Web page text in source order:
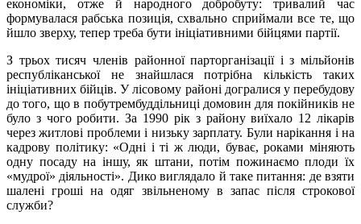
економіки, отже й народного добробуту: тривалий час
формувалася рабська позиція, схвально сприймали все те, що
йшло зверху, тепер треба бути ініціативними бійцями партії.
З трьох тисяч членів районної парторганізації і з мільйонів
республіканської не знайшлася потрібна кількість таких
ініціативних бійців. У лісовому районі догралися у перебудову
до того, що в побутрембуддільниці домовин для покійників не
було з чого робити. За 1990 рік з району виїхало 12 лікарів
через житлові проблеми і низьку зарплату. Були нарікання і на
кадрову політику: «Одні і ті ж люди, буває, роками міняють
одну посаду на іншу, як штани, потім пожинаємо плоди їх
«мудрої» діяльності». Дико виглядало й таке питання: де взяти
шалені гроші на одяг звільненому в запас після строкової
служби?